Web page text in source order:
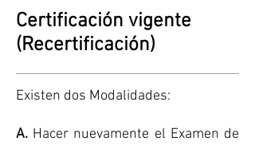
Certificación vigente
(Recertificación)
Existen dos Modalidades:
A. Hacer nuevamente el Examen de